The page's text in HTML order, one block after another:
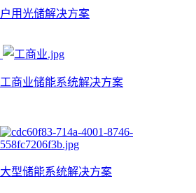
户用光储解决方案
工商业储能系统解决方案
大型储能系统解决方案